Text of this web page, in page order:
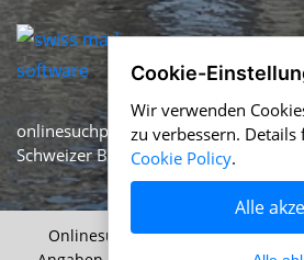
onlinesuchportal.com ist Teil von
Schweizer Business-Netzwerk seit
Onlinesuchportal.com &Help.ch©
Cookie-
Wir verwenden
zu verbessern.
Cookie Policy.
Alle